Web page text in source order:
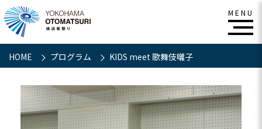
HOME プログラム KIDS meet 歌舞伎囃子